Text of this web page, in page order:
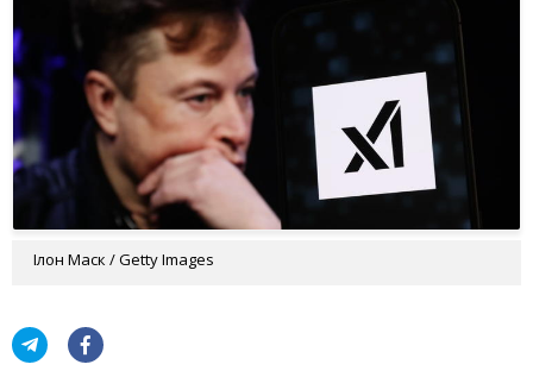
Ілон Маск / Getty Images